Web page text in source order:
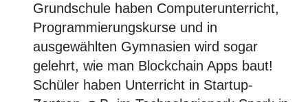
Grundschule haben Computerunterricht,
Programmierungskurse und in
ausgewählten Gymnasien wird sogar
gelehrt, wie man Blockchain Apps baut!
Schüler haben Unterricht in Startup-